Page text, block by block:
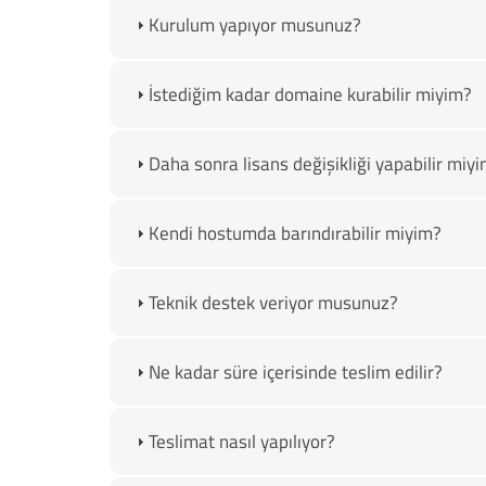
Kurulum yapıyor musunuz?
İstediğim kadar domaine kurabilir miyim?
Daha sonra lisans değişikliği yapabilir
Kendi hostumda barındırabilir miyim?
Teknik destek veriyor musunuz?
Ne kadar süre içerisinde teslim edilir?
Teslimat nasıl yapılıyor?